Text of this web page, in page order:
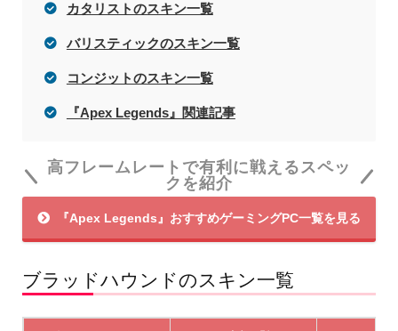
カタリストのスキン一覧
バリスティックのスキン一覧
コンジットのスキン一覧
『Apex Legends』関連記事
高フレームレートで有利に戦えるスペッ
クを紹介
『Apex Legends』おすすめゲーミングPC一覧を見る
ブラッドハウンドのスキン一覧